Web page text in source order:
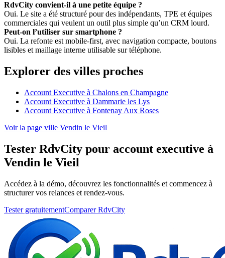
RdvCity convient-il à une petite équipe ?
Oui. Le site a été structuré pour des indépendants, TPE et équipes
commerciales qui veulent un outil plus simple qu’un CRM lourd.
Peut-on l’utiliser sur smartphone ?
Oui. La refonte est mobile-first, avec navigation compacte, boutons
lisibles et maillage interne utilisable sur téléphone.
Explorer des villes proches
Account Executive à Chalons en Champagne
Account Executive à Dammarie les Lys
Account Executive à Fontenay Aux Roses
Voir la page ville Vendin le Vieil
Tester RdvCity pour account executive à
Vendin le Vieil
Accédez à la démo, découvrez les fonctionnalités et commencez à
structurer vos relances et rendez-vous.
Tester gratuitementComparer RdvCity